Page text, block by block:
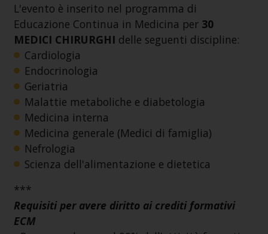
L'evento è inserito nel programma di
Educazione Continua in Medicina per 30
MEDICI CHIRURGHI delle seguenti discipline:
Cardiologia
Endocrinologia
Geriatria
Malattie metaboliche e diabetologia
Medicina interna
Medicina generale (Medici di famiglia)
Nefrologia
Scienza dell'alimentazione e dietetica
***
Requisiti per avere diritto ai crediti formativi
ECM